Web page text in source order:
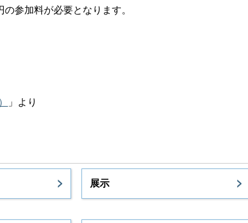
参加料が必要となります。
」より
展示